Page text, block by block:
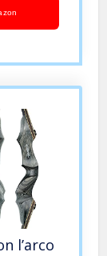
l’arco